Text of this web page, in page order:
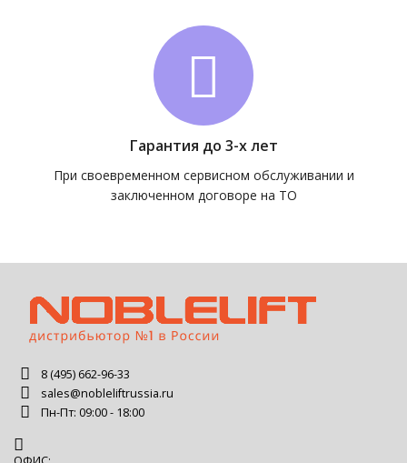
Гарантия до 3-х лет
При своевременном сервисном обслуживании и
заключенном договоре на ТО
8 (495) 662-96-33
sales@nobleliftrussia.ru
Пн-Пт: 09:00 - 18:00